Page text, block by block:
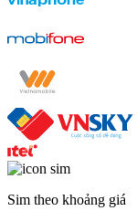
Sim theo khoảng giá